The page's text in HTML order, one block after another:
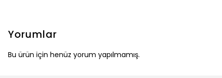
Yorumlar
Bu ürün için henüz yorum yapılmamış.